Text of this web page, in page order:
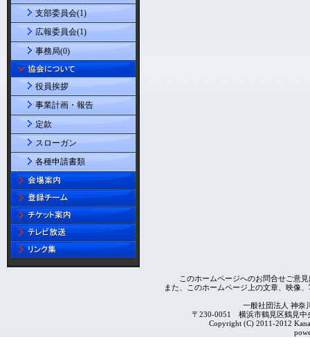
支部委員会(1)
広報委員会(1)
事務局(0)
役員挨拶
事業計画・報告
定款
スローガン
各種申請書類
このホームページへのお問合せご意
また、このホームページ上の文章、映像
一般社団法人 神奈
〒230-0051 横浜市鶴見区鶴見
Copyright (C) 2011-2012